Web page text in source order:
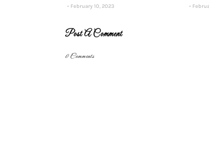
February 10, 2023
Post A Comment
0 Comments